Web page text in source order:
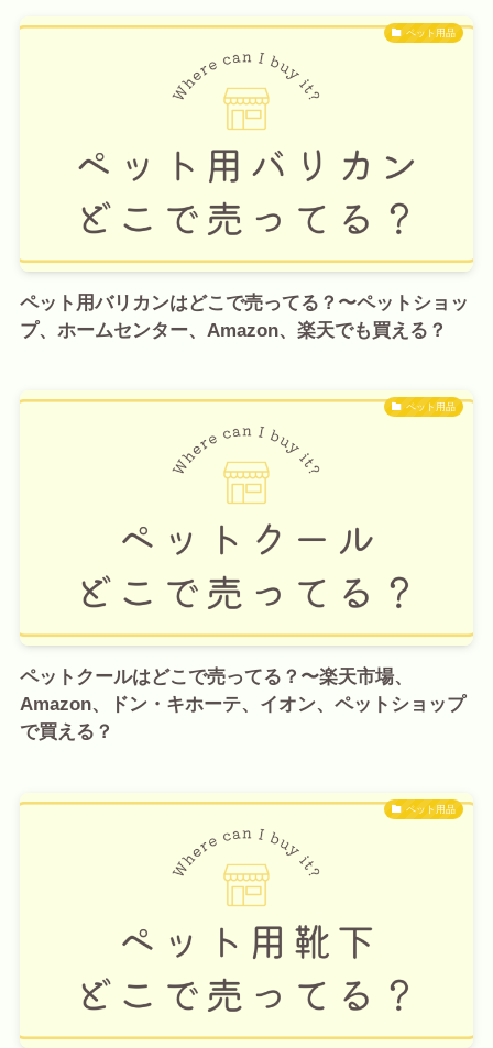
ペット用品
ペット用バリカンはどこで売ってる？〜ペットショッ
プ、ホームセンター、Amazon、楽天でも買える？
ペット用品
ペットクールはどこで売ってる？〜楽天市場、
Amazon、ドン・キホーテ、イオン、ペットショップ
で買える？
ペット用品